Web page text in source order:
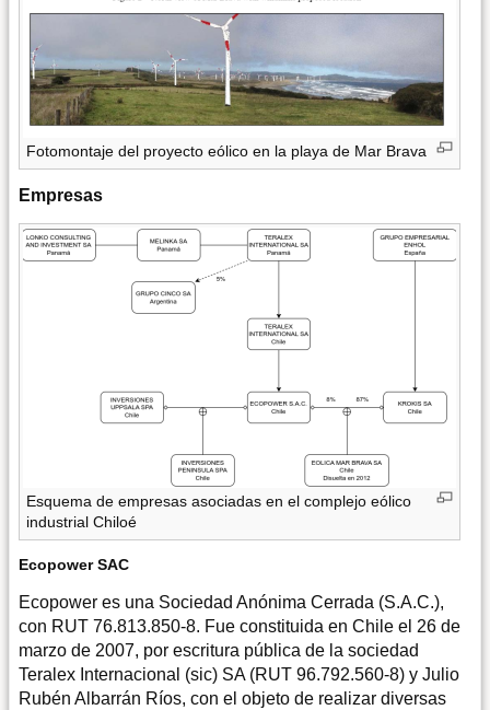
Fotomontaje del proyecto eólico en la playa de Mar Brava
Empresas
Esquema de empresas asociadas en el complejo eólico
industrial Chiloé
Ecopower SAC
Ecopower es una Sociedad Anónima Cerrada (S.A.C.),
con RUT 76.813.850-8. Fue constituida en Chile el 26 de
marzo de 2007, por escritura pública de la sociedad
Teralex Internacional (sic) SA (RUT 96.792.560-8) y Julio
Rubén Albarrán Ríos, con el objeto de realizar diversas